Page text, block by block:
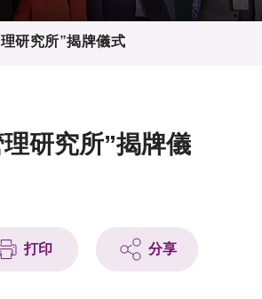
研究所”揭牌儀式
研究所”揭牌儀
打印 分享